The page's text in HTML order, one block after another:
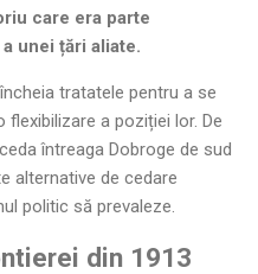
care era parte
unei țări aliate.
tratatele pentru a se
a poziției lor. De
întreaga Dobroge de sud
alternative de cedare
politic să prevaleze.
din 1913